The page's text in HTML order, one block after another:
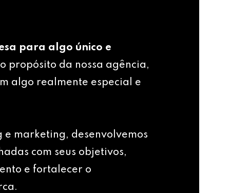
para algo único e
o propósito da nossa agência,
algo realmente especial e
marketing, desenvolvemos
com seus objetivos,
e fortalecer o